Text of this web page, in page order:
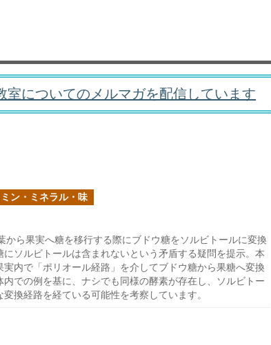
室についてのメルマガを配信しています
ン・ミネラル・味
ら果実へ糖を移行する際にブドウ糖をソルビトールに変換
ソルビトールは含まれないという矛盾する疑問を提示。本
内で「ポリオール経路」を介してブドウ糖から果糖へ変換
での例を基に、ナシでも同様の酵素が存在し、ソルビトー
換経路を経ている可能性を考察しています。